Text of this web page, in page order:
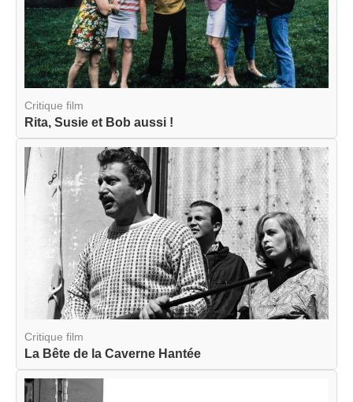
Critique film
Rita, Susie et Bob aussi !
Critique film
La Bête de la Caverne Hantée